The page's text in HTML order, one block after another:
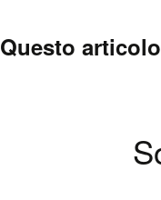
Questo